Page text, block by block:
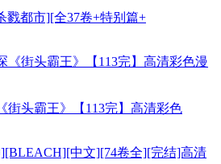
戮都市][全37卷+特别篇+
街头霸王》【113完】高清彩色